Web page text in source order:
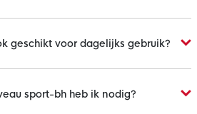
geschikt voor dagelijks gebruik?
sport-bh heb ik nodig?